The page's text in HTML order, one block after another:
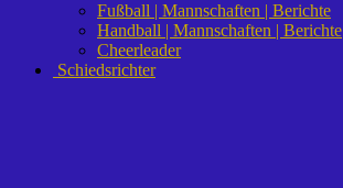
Fußball | Mannschaften | Berichte
Handball | Mannschaften | Berichte
Cheerleader
Schiedsrichter